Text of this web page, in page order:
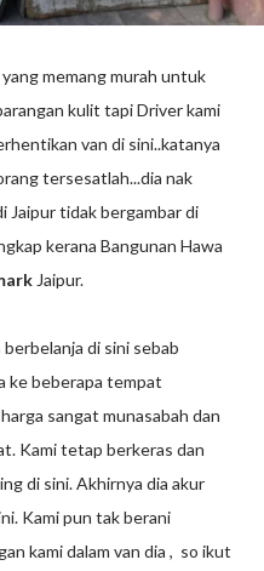
memang murah untuk
kulit tapi Driver kami
van di sini..katanya
tersesatlah...dia nak
Jaipur tidak bergambar di
kerana Bangunan Hawa
Jaipur.
di sini sebab
ke beberapa tempat
sangat munasabah dan
Kami tetap berkeras dan
di sini. Akhirnya dia akur
Kami pun tak berani
kami dalam van dia , so ikut